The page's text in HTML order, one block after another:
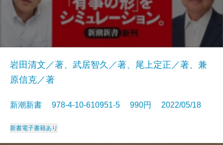
岩田清文／著、武居智久／著、尾上定正／著、兼
原信克／著
新潮新書 978-4-10-610951-5 990円 2022/05/18
新書電子書籍あり